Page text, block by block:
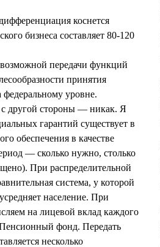
коснется
бизнеса составляет 80-120
передачи функций
принятия
уровне.
другой стороны — никак. Я
гарантий существует в
обеспечения в качестве
— сколько нужно, столько
При распределительной
система, у которой
население. При
на лицевой вклад каждого
фонд. Передать
несколько